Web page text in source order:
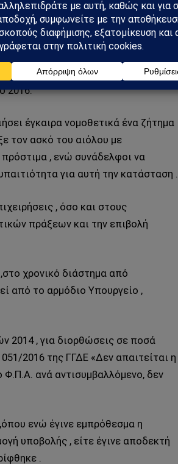
γραφεία εκτιμούμε ότι
σε ισχύ, παρουσιάστηκαν πολλές
, με αποτέλεσμα την
2016.
έγκαιρα νομοθετικά ένα ζήτημα
τον ασκό του αιόλου με
, ενώ συνάδελφοι να
για αυτή την κατάσταση .
, όσο και στους
πράξεων και την επιβολή
χρονικό διάστημα από
από το αρμόδιο Υπουργείο ,
2014 , για διορθώσεις σε ποσά
2016 της ΓΓΔΕ «Δεν απαιτείται η
ανά αντισυμβαλλόμενο, δεν
ενώ έγινε εμπρόθεσμα η
υποβολής , είτε έγινε αποδεκτή
.